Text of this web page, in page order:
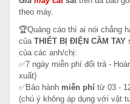
theo máy.
🏆Quảng cáo thì ai nói chẳng
của THIẾT BỊ ĐIỆN CẦM TAY
của các anh/chị:
✅7 ngày miễn phí đổi trả -
xuất)
✅Bảo hành miễn phí từ 03 -
(chú ý không áp dụng với vật